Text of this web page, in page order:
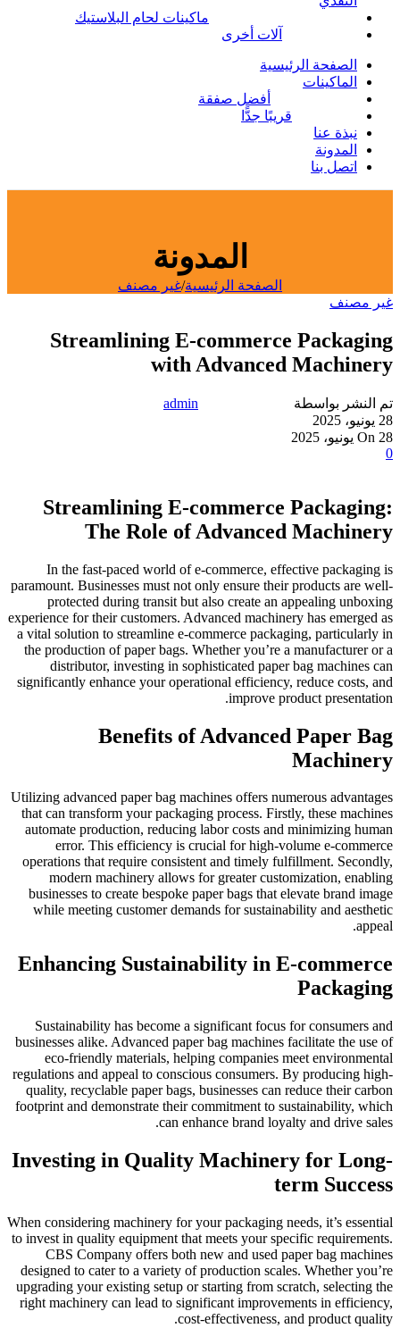
ماكينات لحام البلاستيك
آلات أخرى
الصفحة الرئيسية
الماكينات
أفضل صفقة
قريبًا جدًّا
نبذة عنا
المدونة
اتصل بنا
المدونة
الصفحة الرئيسية/غير مصنف
غير مصنف
Streamlining E-commerce Packaging
with Advanced Machinery
تم النشر بواسطة
admin
28 يونيو، 2025
On 28 يونيو، 2025
0
Streamlining E-commerce Packaging:
The Role of Advanced Machinery
In the fast-paced world of e-commerce, effective packaging is
paramount. Businesses must not only ensure their products are well-
protected during transit but also create an appealing unboxing
experience for their customers. Advanced machinery has emerged as
a vital solution to streamline e-commerce packaging, particularly in
the production of paper bags. Whether you’re a manufacturer or a
distributor, investing in sophisticated paper bag machines can
significantly enhance your operational efficiency, reduce costs, and
improve product presentation.
Benefits of Advanced Paper Bag
Machinery
Utilizing advanced paper bag machines offers numerous advantages
that can transform your packaging process. Firstly, these machines
automate production, reducing labor costs and minimizing human
error. This efficiency is crucial for high-volume e-commerce
operations that require consistent and timely fulfillment. Secondly,
modern machinery allows for greater customization, enabling
businesses to create bespoke paper bags that elevate brand image
while meeting customer demands for sustainability and aesthetic
appeal.
Enhancing Sustainability in E-commerce
Packaging
Sustainability has become a significant focus for consumers and
businesses alike. Advanced paper bag machines facilitate the use of
eco-friendly materials, helping companies meet environmental
regulations and appeal to conscious consumers. By producing high-
quality, recyclable paper bags, businesses can reduce their carbon
footprint and demonstrate their commitment to sustainability, which
can enhance brand loyalty and drive sales.
Investing in Quality Machinery for Long-
term Success
When considering machinery for your packaging needs, it’s essential
to invest in quality equipment that meets your specific requirements.
CBS Company offers both new and used paper bag machines
designed to cater to a variety of production scales. Whether you’re
upgrading your existing setup or starting from scratch, selecting the
right machinery can lead to significant improvements in efficiency,
cost-effectiveness, and product quality.